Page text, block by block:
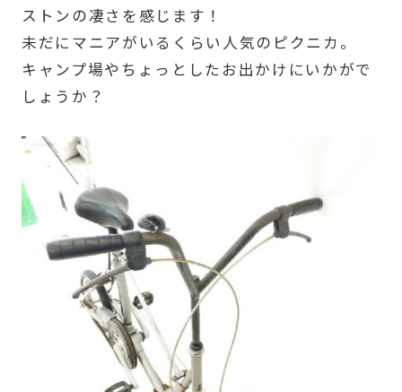
ストンの凄さを感じます！
未だにマニアがいるくらい人気のピクニカ。
キャンプ場やちょっとしたお出かけにいかがで
しょうか？